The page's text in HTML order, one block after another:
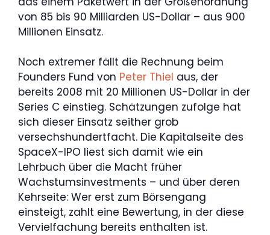
von 85 bis 90 Milliarden US-Dollar – aus 900
Millionen Einsatz.
Noch extremer fällt die Rechnung beim
Founders Fund von Peter Thiel aus, der
bereits 2008 mit 20 Millionen US-Dollar in der
Series C einstieg. Schätzungen zufolge hat
sich dieser Einsatz seither grob
versechshundertfacht. Die Kapitalseite des
SpaceX-IPO liest sich damit wie ein
Lehrbuch über die Macht früher
Wachstumsinvestments – und über deren
Kehrseite: Wer erst zum Börsengang
einsteigt, zahlt eine Bewertung, in der diese
Vervielfachung bereits enthalten ist.